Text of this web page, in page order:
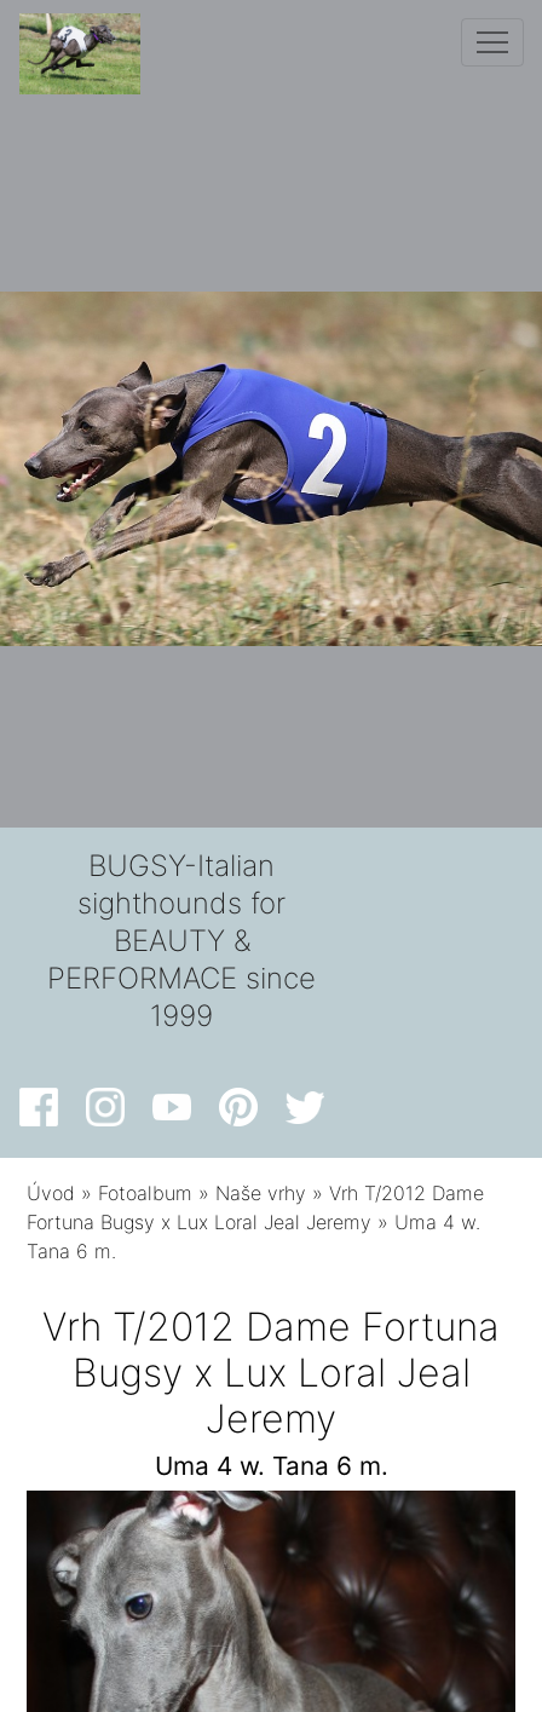
BUGSY-Italian
sighthounds for
BEAUTY &
PERFORMACE since
1999
Úvod » Fotoalbum » Naše vrhy »Vrh T/2012 Dame
Fortuna Bugsy x Lux Loral Jeal Jeremy » Uma 4 w.
Tana 6 m.
Vrh T/2012 Dame Fortuna
Bugsy x Lux Loral Jeal
Jeremy
Uma 4 w. Tana 6 m.